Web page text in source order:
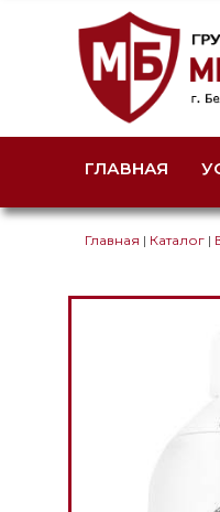
ГЛАВНАЯ
Главная | Каталог |